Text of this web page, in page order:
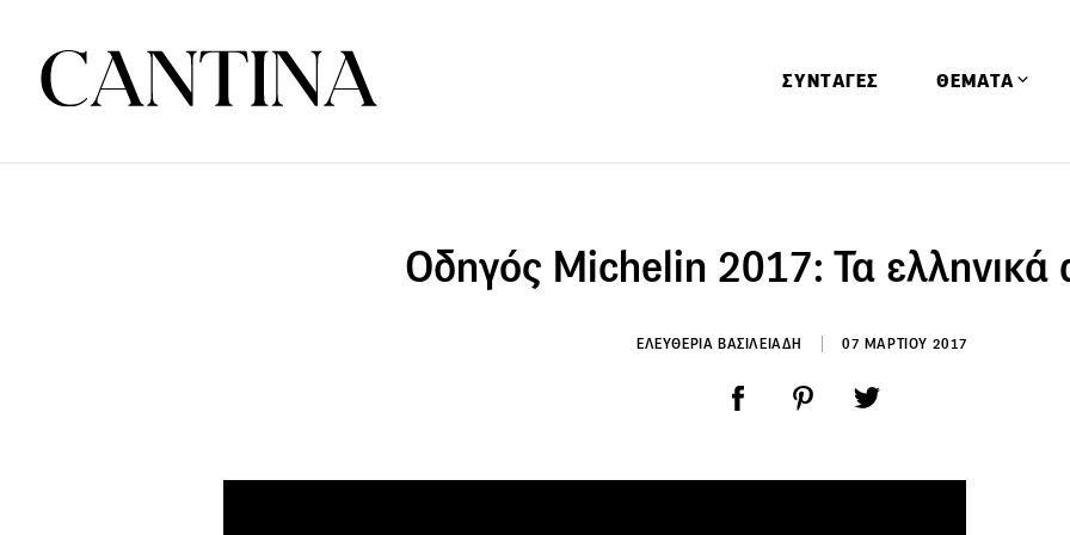
ΣΥΝΤΑΓΕΣ ΘΕΜΑΤΑ
Αφιερώματα
Ειδήσεις
Οδηγός Michelin 2017: Τα ελληνικά
ΕΛΕΥΘΕΡΙΑ ΒΑΣΙΛΕΙΑΔΗ 07 ΜΑΡΤΙΟΥ 2017